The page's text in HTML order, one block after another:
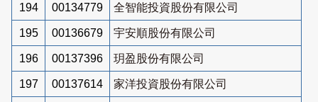
194 00134779 全智能投資股份有限公司
195 00136679 宇安順股份有限公司
196 00137396 玥盈股份有限公司
197 00137614 家洋投資股份有限公司